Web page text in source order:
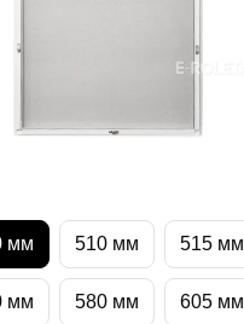
мм 510 мм 515 мм
мм 580 мм 605 мм